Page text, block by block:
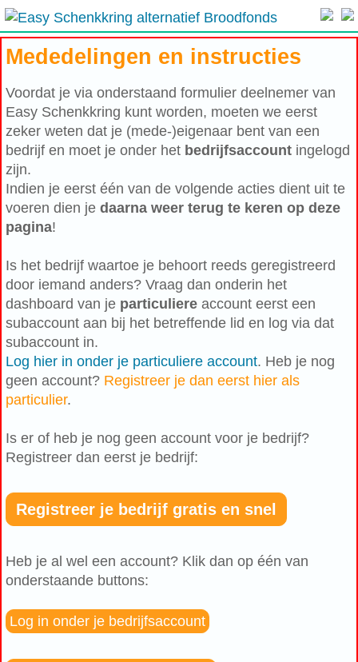
Mededelingen en instructies
Voordat je via onderstaand formulier deelnemer van
Easy Schenkkring kunt worden, moeten we eerst
zeker weten dat je (mede-)eigenaar bent van een
bedrijf en moet je onder het bedrijfsaccount ingelogd
zijn.
Indien je eerst één van de volgende acties dient uit te
voeren dien je daarna weer terug te keren op deze
pagina!
Is het bedrijf waartoe je behoort reeds geregistreerd
door iemand anders? Vraag dan onderin het
dashboard van je particuliere account eerst een
subaccount aan bij het betreffende lid en log via dat
subaccount in.
Log hier in onder je particuliere account. Heb je nog
geen account? Registreer je dan eerst hier als
particulier.
Is er of heb je nog geen account voor je bedrijf?
Registreer dan eerst je bedrijf:
Registreer je bedrijf gratis en snel
Heb je al wel een account? Klik dan op één van
onderstaande buttons:
Log in onder je bedrijfsaccount